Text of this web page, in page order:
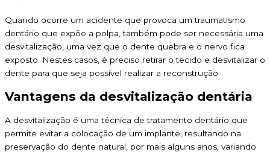
Quando ocorre um acidente que provoca um traumatismo
dentário que expõe a polpa, também pode ser necessária uma
desvitalização, uma vez que o dente quebra e o nervo fica
exposto. Nestes casos, é preciso retirar o tecido e desvitalizar o
dente para que seja possível realizar a reconstrução.
Vantagens da desvitalização dentária
A desvitalização é uma técnica de tratamento dentário que
permite evitar a colocação de um implante, resultando na
preservação do dente natural, por mais alguns anos, variando